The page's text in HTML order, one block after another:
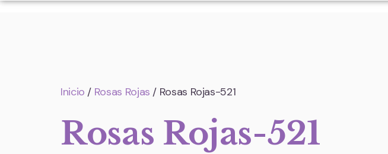
Inicio / Rosas Rojas / Rosas Rojas-521
Rosas Rojas-521